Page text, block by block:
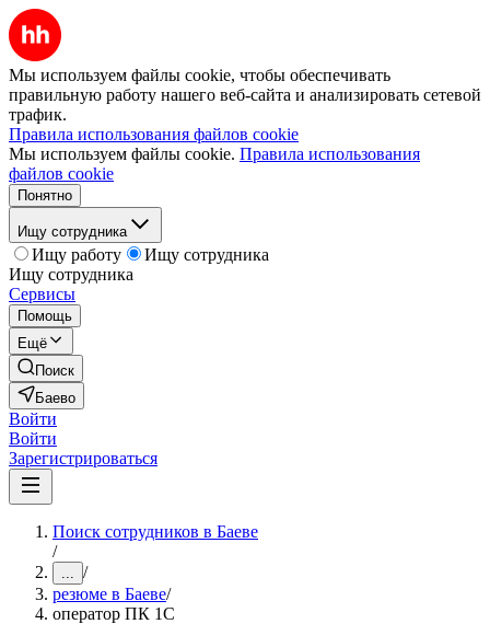
Мы используем файлы cookie, чтобы обеспечивать
правильную работу нашего веб-сайта и анализировать сетевой
трафик.
Правила использования файлов cookie
Мы используем файлы cookie. Правила использования
файлов cookie
Понятно
Ищу сотрудника
Ищу работу
Ищу сотрудника
Ищу сотрудника
Сервисы
Помощь
Ещё
Поиск
Баево
Войти
Войти
Зарегистрироваться
Поиск сотрудников в Баеве
/
... /
резюме в Баеве/
оператор ПК 1С